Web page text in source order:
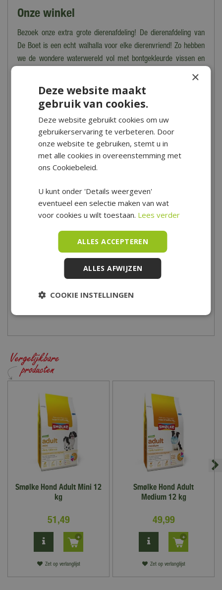
Onze winkel
Bezoek onze extra grote dierenafdeling! De dierenafdeling van
De Boet is een echt walhalla voor elke dierenvriend! Zo hebben
we de wondere waterwereld vol met bontgekleurde vissen en
aquaria in alle soorten en maten. De konijntjes, cavia’s en
andere knaagdieren verblijven in supermooie en comfortabele
onderkomens. Je wordt vanzelf vrolijk van de gezellige volière
vol fluitende vogeltjes.
Openingstijden van de winkel
Tuincentrum De Boet is gelegen in het hart van Noord-Holland,
Voor de precieze locatie en speciale openingstijden bekijk je
contactpagina .
09:00 - 18:00
09:00 - 21:00
Zondag
10:00 - 17:00
Smølke Hond Adult Mini 12
kg
51,49
Zet op verlanglijst
Smølke Hond Adult
Medium 12 kg
49,99
Zet op verlanglijst
×
Deze website maakt
gebruik van cookies.
Deze website gebruikt cookies om uw
gebruikerservaring te verbeteren. Door
onze website te gebruiken, stemt u in
met alle cookies in overeenstemming met
ons Cookiebeleid.
U kunt onder 'Details weergeven'
eventueel een selectie maken van wat
voor cookies u wilt toestaan. Lees verder
ALLES ACCEPTEREN
ALLES AFWIJZEN
COOKIE INSTELLINGEN